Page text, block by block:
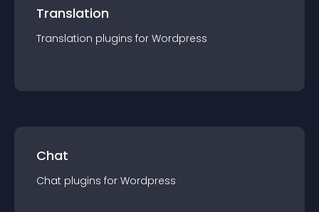
Translation
Translation plugins for Wordpress
Chat
Chat plugins for Wordpress